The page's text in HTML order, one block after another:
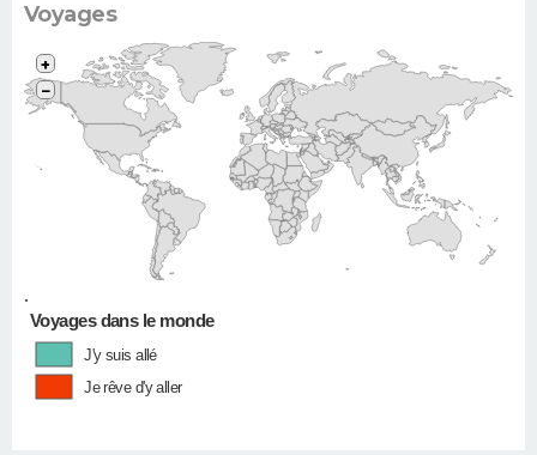
Voyages
•
+
−
Voyages dans le monde
J'y suis allé
Je rêve d'y aller